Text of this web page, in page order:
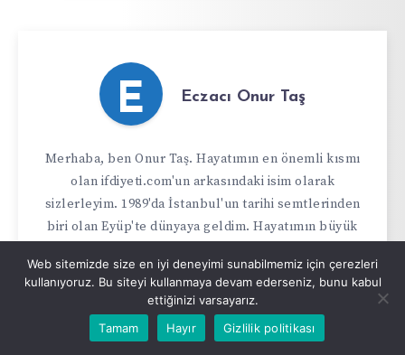
E Eczacı Onur Taş
Merhaba, ben Onur Taş. Hayatımın en önemli kısmı
olan ifdiyeti.com'un arkasındaki isim olarak
sizlerleyim. 1989'da İstanbul'un tarihi semtlerinden
biri olan Eyüp'te dünyaya geldim. Hayatımın büyük
ve bakış açımın temelini oluşturdu.Sağlıkla ilgili bir
kariyer yapma arzusu, beni İstanbul Üniversitesi
Eczacılık Fakültesi'ne yönlendirdi. Eczacılık
eğitimim boyunca, insanların yaşamlarını
Web sitemizde size en iyi deneyimi sunabilmemiz için çerezleri
kullanıyoruz. Bu siteyi kullanmaya devam ederseniz, bunu kabul
ettiğinizi varsayarız.
Tamam
Hayır Gizlilik politikası